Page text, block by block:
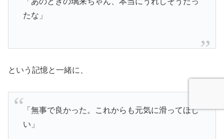
たな」
という記憶と一緒に、
「無事で良かった。これからも元気に滑ってほし
い」